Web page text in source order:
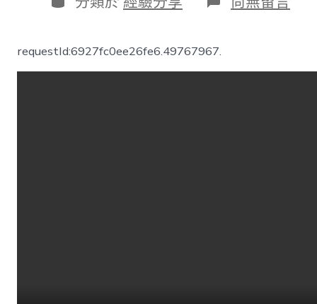
期
類 〈微
俱
requestId:6927fc0ee26fe6.49767967.